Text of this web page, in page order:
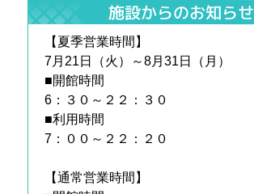
施設からのお知らせ
【夏季営業時間】
7月21日（火）～8月31日（月）
■開館時間
6：３０～２２：３０
■利用時間
7：００～２２：２０
【通常営業時間】